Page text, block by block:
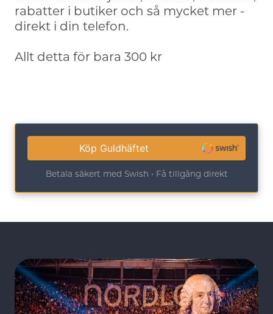
rabatter i butiker och så mycket mer -
direkt i din telefon.
Allt detta för bara 300 kr
Köp Guldhäftet
Betala säkert med Swish • Få tillgång direkt